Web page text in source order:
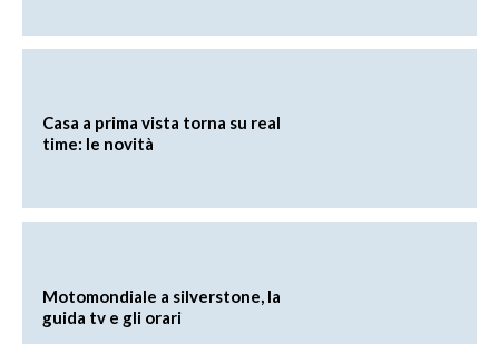
Casa a prima vista torna su real
time: le novità
Motomondiale a silverstone, la
guida tv e gli orari